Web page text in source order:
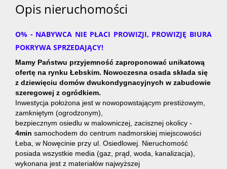
Opis nieruchomości
O% - NABYWCA NIE PŁACI PROWIZJI, PROWIZJĘ BIURA
POKRYWA SPRZEDAJĄCY!
Mamy Państwu przyjemność zaproponować unikatową
ofertę na rynku Łebskim. Nowoczesna osada składa się
z dziewięciu domów dwukondygnacyjnych w zabudowie
szeregowej z ogródkiem.
Inwestycja położona jest w nowopowstającym prestiżowym,
zamkniętym (ogrodzonym),
bezpiecznym osiedlu w malowniczej, zacisznej okolicy -
4min samochodem do centrum nadmorskiej miejscowości
Łeba, w Nowęcinie przy ul. Osiedlowej. Nieruchomość
posiada wszystkie media (gaz, prąd, woda, kanalizacja),
wykonana jest z materiałów najwyższej